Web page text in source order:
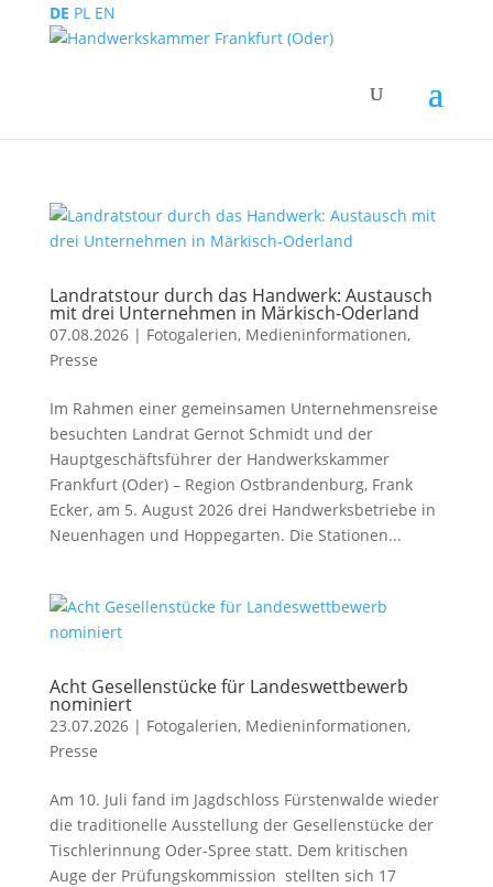
DE PL EN
Landratstour durch das Handwerk: Austausch
mit drei Unternehmen in Märkisch-Oderland
07.08.2026| Fotogalerien, Medieninformationen,
Presse
Im Rahmen einer gemeinsamen Unternehmensreise
besuchten Landrat Gernot Schmidt und der
Hauptgeschäftsführer der Handwerkskammer
Frankfurt (Oder) – Region Ostbrandenburg, Frank
Ecker, am 5. August 2026 drei Handwerksbetriebe in
Neuenhagen und Hoppegarten. Die Stationen...
Acht Gesellenstücke für Landeswettbewerb
nominiert
23.07.2026| Fotogalerien, Medieninformationen,
Presse
Am 10. Juli fand im Jagdschloss Fürstenwalde wieder
die traditionelle Ausstellung der Gesellenstücke der
Tischlerinnung Oder-Spree statt. Dem kritischen
Auge der Prüfungskommission stellten sich 17